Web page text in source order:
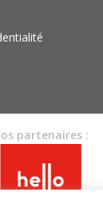
partenaires :